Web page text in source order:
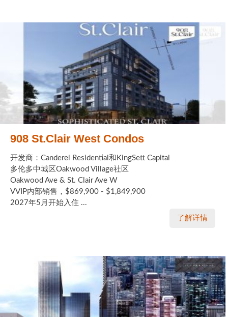
908 St.Clair West Condos
开发商：Canderel Residential和KingSett Capital
多伦多中城区Oakwood Village社区
Oakwood Ave & St. Clair Ave W
VVIP内部销售，$869,900 - $1,849,900
2027年5月开始入住 ...
了解详情